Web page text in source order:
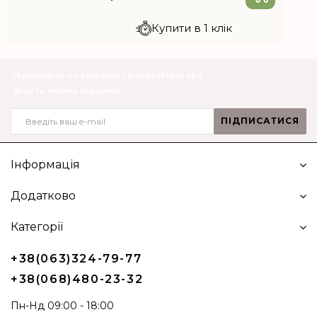
Купити в 1 клік
ПІДПИСАТИСЯ
Інформація
Додатково
Категорії
+38(063)324-79-77
+38(068)480-23-32
Пн-Нд 09:00 - 18:00